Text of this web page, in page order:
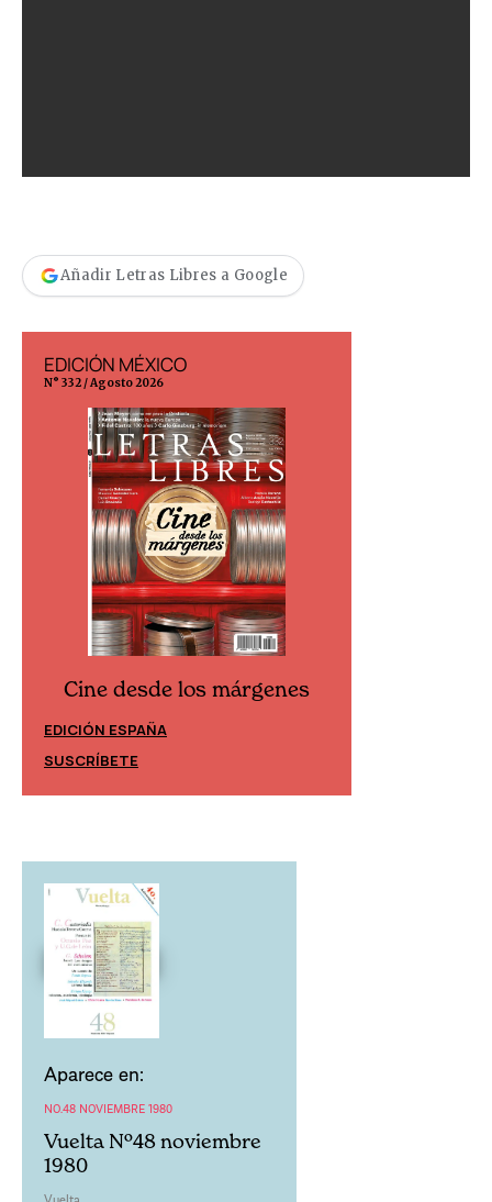
Añadir Letras Libres a Google
EDICIÓN MÉXICO
N° 332 / Agosto 2026
Cine desde los márgenes
EDICIÓN ESPAÑA
SUSCRÍBETE
Aparece en:
NO.48 NOVIEMBRE 1980
Vuelta Nº48 noviembre
1980